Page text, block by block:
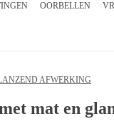
OORBELLEN
AFWERKING
mat en